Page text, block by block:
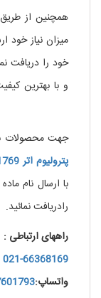
همچنین از
میزان نیاز خود
خود را دریافت
و با بهترین
جهت محصولات
پترولیوم اتر 101769 مرک
با ارسال نام
رادریافت نمائید.
راههای ارتباطی :
021-66368169
واتساپ: